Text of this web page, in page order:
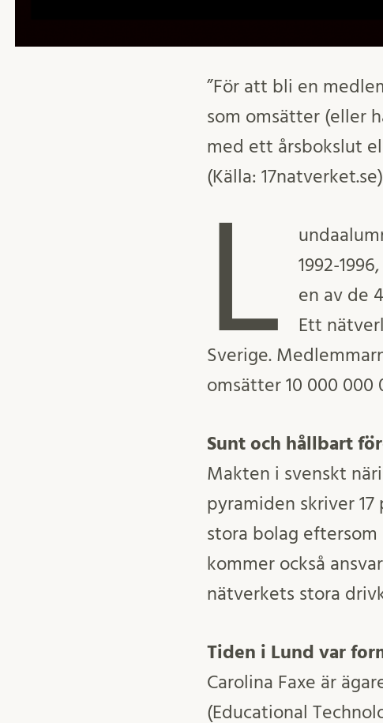
”För att bli en
som omsätter (eller
med ett årsbokslut
(Källa: 17natverket.se)
L
1992-
en av de
Ett
Sverige.
omsätter 10 000 000
Sunt och hållbart
Makten i svenskt
pyramiden skriver
stora bolag
kommer också
nätverkets stora
Tiden i Lund var
Carolina Faxe är
(Educational